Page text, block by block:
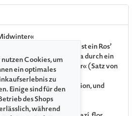
»Es ist ein Ros’
liber neve myn« · »Maria durch ein
an deiner Krippen hier« (Satz von
Sebastian Bach)
laetare — Freu dich, Sion, und
Cookies, um
ein optimales
zu
Einige sind für den
des Shops
während